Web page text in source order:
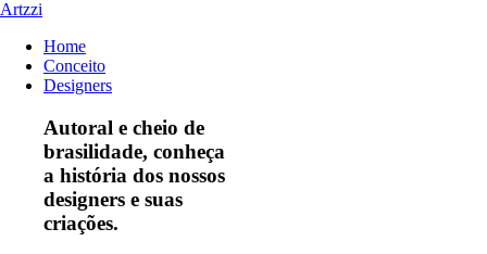
Artzzi
Home
Conceito
Designers
Autoral e cheio de
brasilidade, conheça
a história dos nossos
designers e suas
criações.